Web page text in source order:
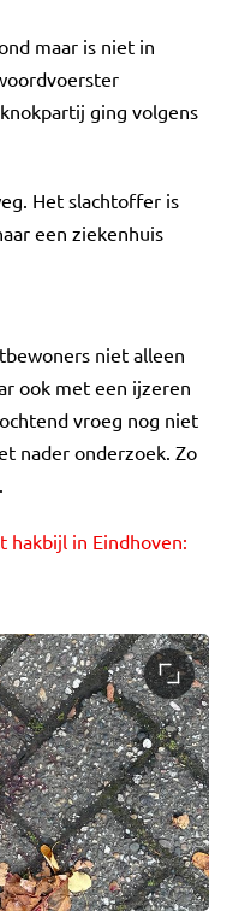
maar is niet in
ging volgens
Het slachtoffer is
een ziekenhuis
niet alleen
ook met een ijzeren
vroeg nog niet
nader onderzoek. Zo
hakbijl in Eindhoven: